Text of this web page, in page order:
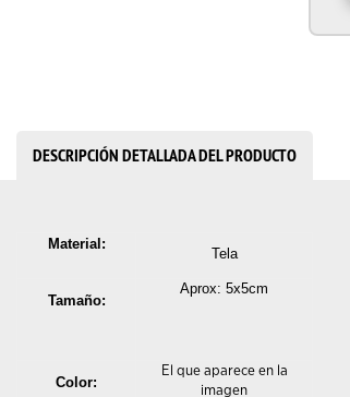
DESCRIPCIÓN DETALLADA DEL PRODUCTO
Material:
Tela
Tamaño:
Aprox: 5x5cm
Color:
El que aparece en la
imagen